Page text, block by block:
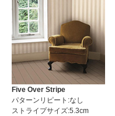
Five Over Stripe
パターンリピート:なし
ストライプサイズ:5.3cm